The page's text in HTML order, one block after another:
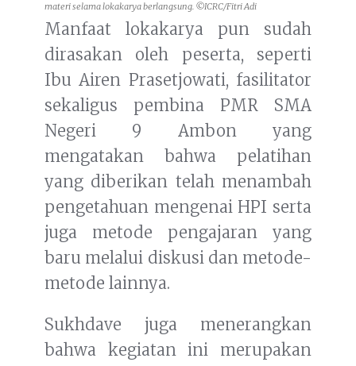
materi selama lokakarya berlangsung. ©ICRC/Fitri Adi
Manfaat lokakarya pun sudah
dirasakan oleh peserta, seperti
Ibu Airen Prasetjowati, fasilitator
sekaligus pembina PMR SMA
Negeri 9 Ambon yang
mengatakan bahwa pelatihan
yang diberikan telah menambah
pengetahuan mengenai HPI serta
juga metode pengajaran yang
baru melalui diskusi dan metode-
metode lainnya.
Sukhdave juga menerangkan
bahwa kegiatan ini merupakan